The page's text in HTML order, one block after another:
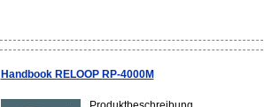
Handbook RELOOP RP-4000M